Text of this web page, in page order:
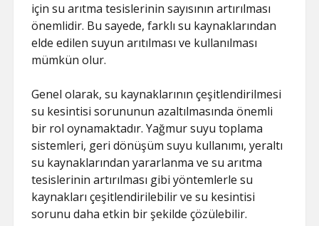
için su arıtma tesislerinin sayısının artırılması
önemlidir. Bu sayede, farklı su kaynaklarından
elde edilen suyun arıtılması ve kullanılması
mümkün olur.
Genel olarak, su kaynaklarının çeşitlendirilmesi
su kesintisi sorununun azaltılmasında önemli
bir rol oynamaktadır. Yağmur suyu toplama
sistemleri, geri dönüşüm suyu kullanımı, yeraltı
su kaynaklarından yararlanma ve su arıtma
tesislerinin artırılması gibi yöntemlerle su
kaynakları çeşitlendirilebilir ve su kesintisi
sorunu daha etkin bir şekilde çözülebilir.